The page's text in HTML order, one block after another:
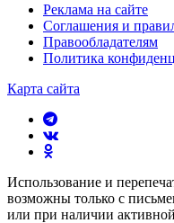
Реклама на сайте
Соглашения и
Правообладателям
Политика
Карта сайта
Использование и
возможны только с
или при наличии